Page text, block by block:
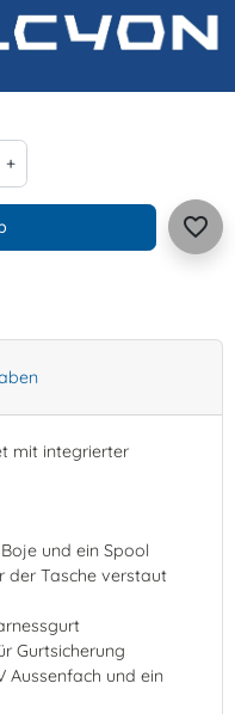
+
favorite_border
mit integrierter
und ein Spool
der Tasche verstaut
Gurtsicherung
Aussenfach und ein